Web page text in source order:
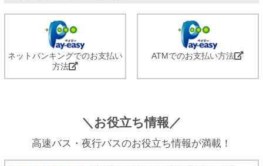
ネットバンキングでのお支払い
方法
ATMでのお支払い方法
＼お役立ち情報／
高速バス・夜行バスのお役立ち情報が満載！